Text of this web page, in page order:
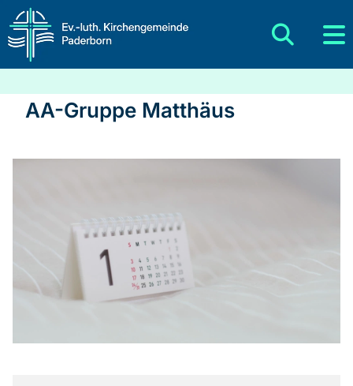
AA-Gruppe Matthäus